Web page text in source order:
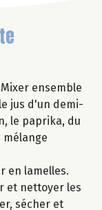
ensemble
jus d'un demi-
le paprika, du
en lamelles.
et nettoyer les
sécher et